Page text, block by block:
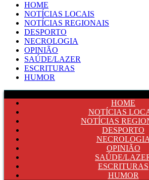
HOME
NOTÍCIAS LOCAIS
NOTÍCIAS REGIONAIS
DESPORTO
NECROLOGIA
OPINIÃO
SAÚDE/LAZER
ESCRITURAS
HUMOR
HOME
NOTÍCIAS
NOTÍCIAS
DESPORTO
NECROLOGIA
OPINIÃO
SAÚDE/
ESCRITURAS
HUMOR